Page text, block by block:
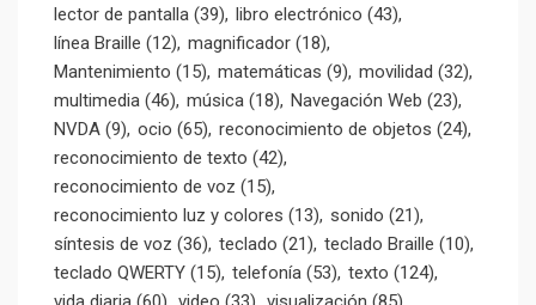
lector de pantalla (39) libro electrónico (43)
línea Braille (12) magnificador (18)
Mantenimiento (15) matemáticas (9) movilidad (32)
multimedia (46) música (18) Navegación Web (23)
NVDA (9) ocio (65) reconocimiento de objetos (24)
reconocimiento de texto (42)
reconocimiento de voz (15)
reconocimiento luz y colores (13) sonido (21)
síntesis de voz (36) teclado (21) teclado Braille (10)
teclado QWERTY (15) telefonía (53) texto (124)